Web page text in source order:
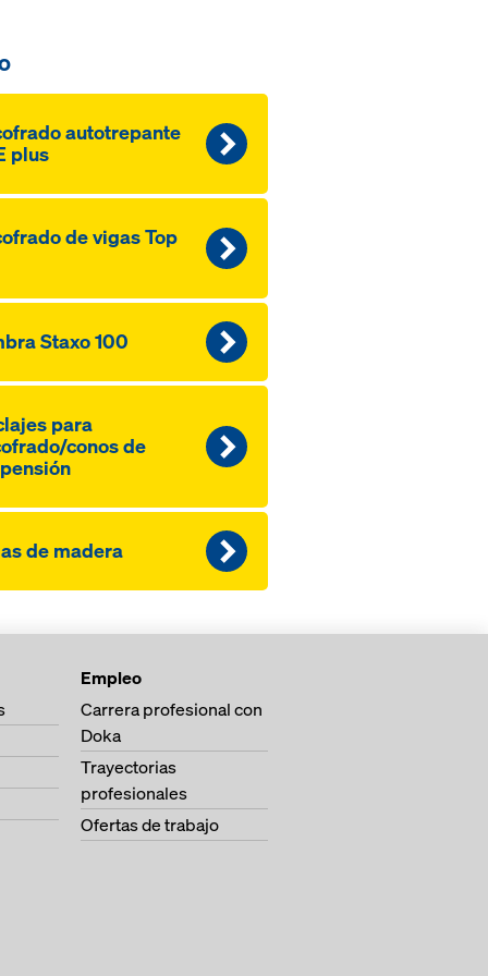
autotrepante
plus
de vigas Top
Staxo 100
para
conos de
de madera
Empleo
Carrera profesional con
Doka
Trayectorias
profesionales
Ofertas de trabajo